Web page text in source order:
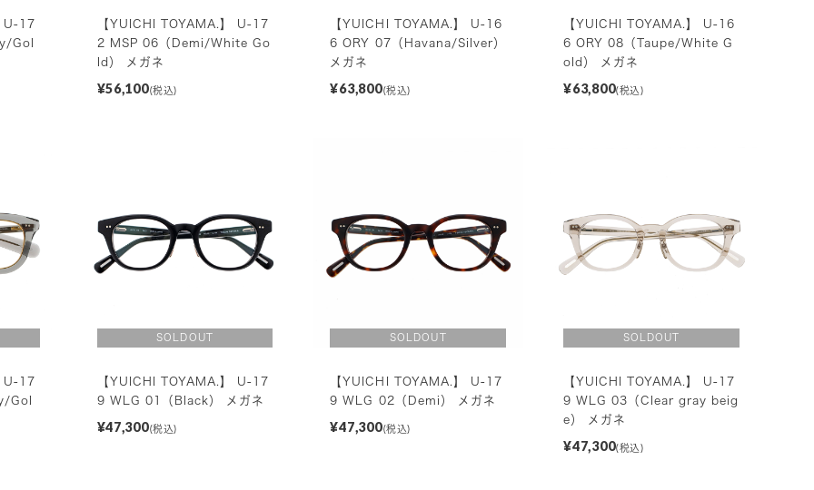
U-17
Gol
【YUICHI TOYAMA.】 U-17
2 MSP 06（Demi/White Go
ld） メガネ
¥56,100(税込)
【YUICHI TOYAMA.】 U-16
6 ORY 07（Havana/Silver）
メガネ
¥63,800(税込)
【YUICHI TOYAMA.】 U-16
6 ORY 08（Taupe/White G
old） メガネ
¥63,800(税込)
U-17
Gol
【YUICHI TOYAMA.】 U-17
9 WLG 01（Black） メガネ
¥47,300(税込)
【YUICHI TOYAMA.】 U-17
9 WLG 02（Demi） メガネ
¥47,300(税込)
【YUICHI TOYAMA.】 U-17
9 WLG 03（Clear gray beig
e） メガネ
¥47,300(税込)